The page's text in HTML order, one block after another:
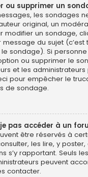
ou supprimer un
les sondages
original, un
modifier un sondage,
du sujet (c’est
sondage). Si personne
ou supprimer le
et les
pour empêcher le
de sondage.
pas accéder à un
être réservés à
les lire, y
s’y rapportant. Seuls
peuvent
contacter.